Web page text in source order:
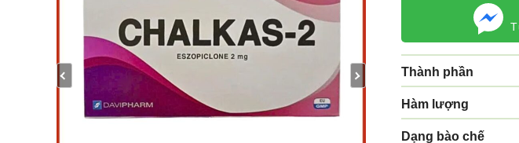
Thành phần
Hàm lượng
Dạng bào chế